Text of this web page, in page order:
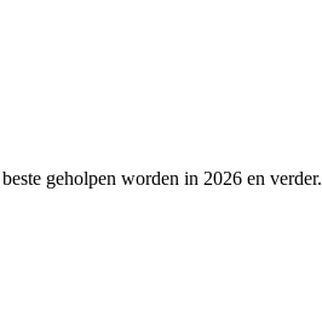
geholpen worden in 2026 en verder.